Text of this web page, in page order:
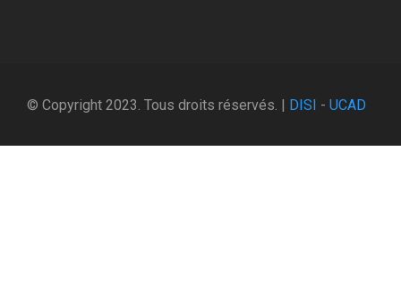
© Copyright 2023. Tous droits réservés. | DISI - UCAD